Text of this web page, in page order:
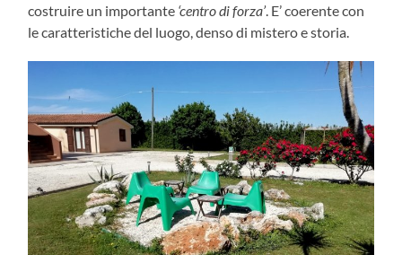
costruire un importante ‘centro di forza’. E’ coerente con
le caratteristiche del luogo, denso di mistero e storia.